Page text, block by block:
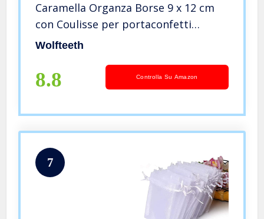
Caramella Organza Borse 9 x 12 cm
con Coulisse per portaconfetti
bomboniera Confetti Matrimonio
Wolfteeth
8.8 Controlla Su Amazon
7